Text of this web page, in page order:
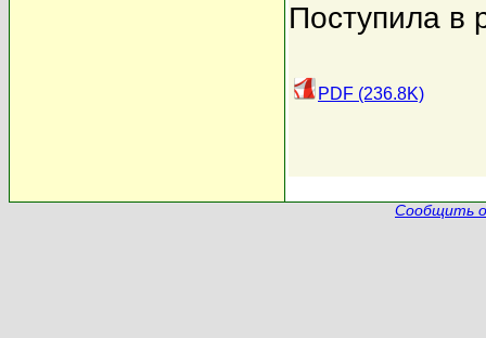
Поступила в
PDF (236.8K)
Сообщить о